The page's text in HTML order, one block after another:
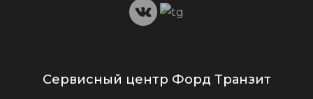
Сервисный центр Форд Транзит